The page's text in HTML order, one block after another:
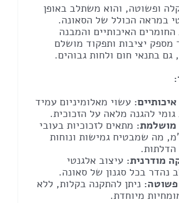
ופשוטה, והוא משתלב באופן
במראה הכולל של הסאונה.
האיכותיים והמבנה
מספק יציבות ותפקוד מושלם
גם בתנאי חום ולחות גבוהים.
עשוי מאלומיניום עמיד
גומי להגנה מלאה על הזכוכית.
מתאים לזכוכיות בעובי
מ"מ, מה שמבטיח גמישות ונוחות
מודרנית: עיצוב אלגנטי
נהדר בכל סגנון של סאונה.
ניתן להתקנה בקלות, ללא
מיוחדת.